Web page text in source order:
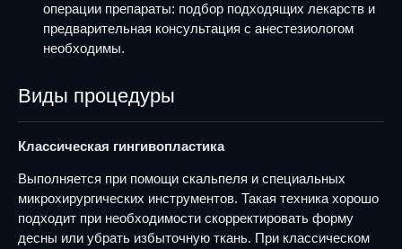
операции препараты: подбор подходящих лекарств и
предварительная консультация с анестезиологом
необходимы.
Виды процедуры
Классическая гингивопластика
Выполняется при помощи скальпеля и специальных
микрохирургических инструментов. Такая техника хорошо
подходит при необходимости скорректировать форму
десны или убрать избыточную ткань. При классическом